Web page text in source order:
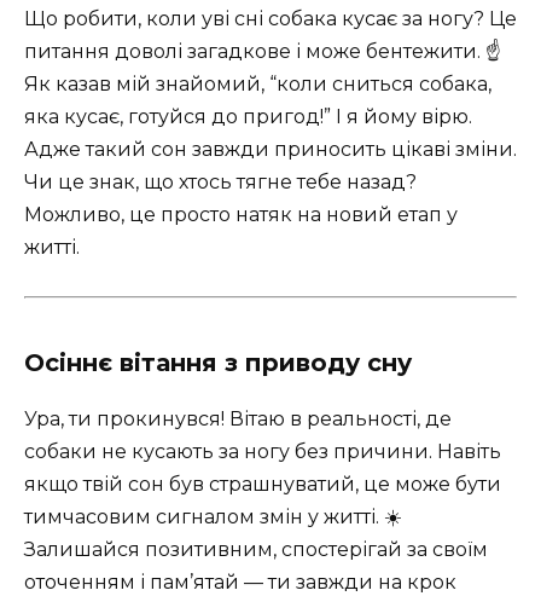
Що робити, коли уві сні собака кусає за ногу? Це
питання доволі загадкове і може бентежити. ☝️
Як казав мій знайомий, “коли сниться собака,
яка кусає, готуйся до пригод!” І я йому вірю.
Адже такий сон завжди приносить цікаві зміни.
Чи це знак, що хтось тягне тебе назад?
Можливо, це просто натяк на новий етап у
житті.
Осіннє вітання з приводу сну
Ура, ти прокинувся! Вітаю в реальності, де
собаки не кусають за ногу без причини. Навіть
якщо твій сон був страшнуватий, це може бути
тимчасовим сигналом змін у житті. ☀️
Залишайся позитивним, спостерігай за своїм
оточенням і пам’ятай — ти завжди на крок